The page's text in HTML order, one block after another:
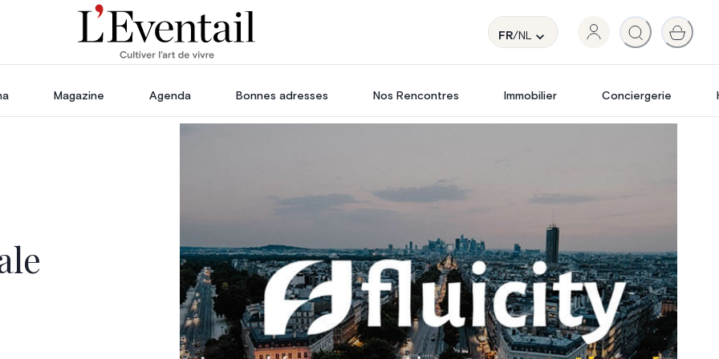
FR/NL
Magazine Agenda Bonnes adresses Nos Rencontres Immobilier Conciergerie